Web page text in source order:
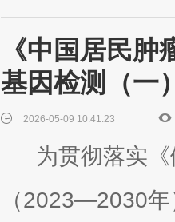
《中国居民
基因检测（一
2026-05-09 10:41:23
为贯彻落实《
（2023—2030